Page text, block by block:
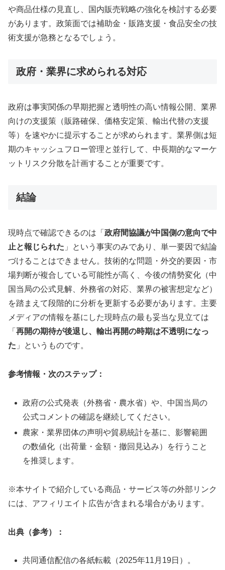
や商品仕様の見直し、国内販売戦略の強化を検討する必要
があります。政策面では補助金・販路支援・食品安全の技
術支援が急務となるでしょう。
政府・業界に求められる対応
政府は事実関係の早期把握と透明性の高い情報公開、業界
向けの支援策（販路確保、価格安定策、輸出代替の支援
等）を速やかに提示することが求められます。業界側は短
期のキャッシュフロー管理と並行して、中長期的なマーケ
ットリスク分散を計画することが重要です。
結論
現時点で確認できるのは「 政府間協議が中国側の意向で中
止と報じられた 」という事実のみであり、単一要因で結論
づけることはできません。技術的な問題・外交的要因・市
場判断が複合している可能性が高く、今後の情勢変化（中
国当局の公式見解、外務省の対応、業界の被害想定など）
を踏まえて段階的に分析を更新する必要があります。主要
メディアの情報を基にした現時点の最も妥当な見立ては
「 再開の期待が後退し、輸出再開の時期は不透明になっ
た 」というものです。
参考情報・次のステップ：
政府の公式発表（外務省・農水省）や、中国当局の
公式コメントの確認を継続してください。
農家・業界団体の声明や貿易統計を基に、影響範囲
の数値化（出荷量・金額・撤回見込み）を行うこと
を推奨します。
※本サイトで紹介している商品・サービス等の外部リンク
には、アフィリエイト広告が含まれる場合があります。
出典（参考）：
共同通信配信の各紙転載（2025年11月19日）。